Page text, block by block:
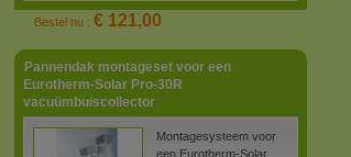
Bestel nu : € 121,00
Pannendak montageset voor een
Eurotherm-Solar Pro-30R
vacuümbuiscollector
Montagesysteem voor
een Eurotherm-Solar